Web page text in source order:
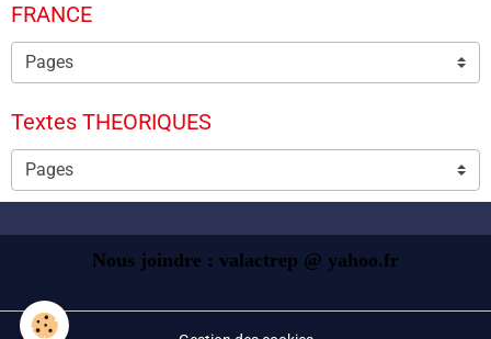
FRANCE
Textes THEORIQUES
Nous joindre : valactrep @ yahoo.fr